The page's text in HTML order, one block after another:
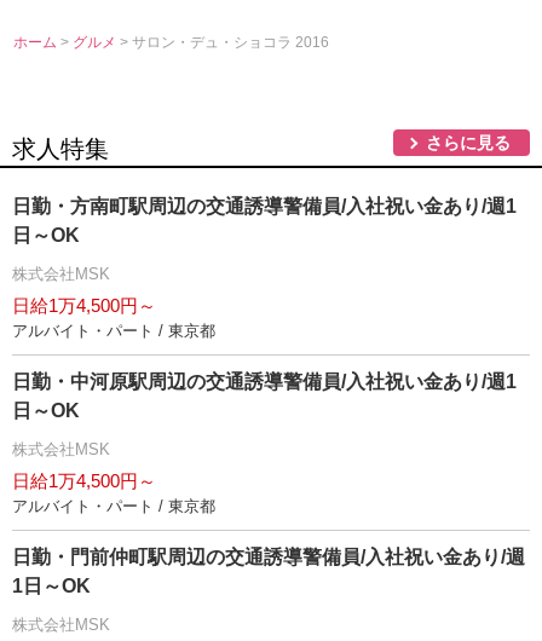
ホーム > グルメ> サロン・デュ・ショコラ 2016
求人特集 さらに見る
日勤・方南町駅周辺の交通誘導警備員/入社祝い金あり/週1
日～OK
株式会社MSK
日給1万4,500円～
アルバイト・パート / 東京都
日勤・中河原駅周辺の交通誘導警備員/入社祝い金あり/週1
日～OK
株式会社MSK
日給1万4,500円～
アルバイト・パート / 東京都
日勤・門前仲町駅周辺の交通誘導警備員/入社祝い金あり/週
1日～OK
株式会社MSK